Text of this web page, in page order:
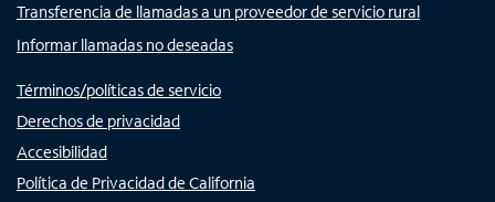
Transferencia de llamadas a un proveedor de servicio rural
Informar llamadas no deseadas
Términos/políticas de servicio
Derechos de privacidad
Accesibilidad
Política de Privacidad de California